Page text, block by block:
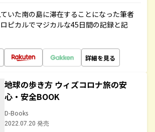
いた南の島に滞在することになった筆者
ピカルでマジカルな45日間の記録と記
詳細を見る
地球の歩き方 ウィズコロナ旅の安
心・安全BOOK
D-Books
2022.07.20 発売